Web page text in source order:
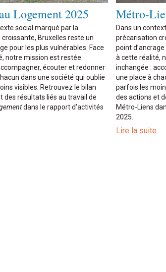
Logement 2025
social marqué par la
Bruxelles reste un
pour les plus vulnérables. Face
notre mission est restée
écouter et redonner
dans une société qui oublie
visibles. Retrouvez le bilan
des résultats liés au travail de
dans le rapport d'activités
Métro-
Dans un
précarisation
point
à cette réalité,
inchangée :
une place à
parfois les
des actions et
Métro-Liens
2025.
Lire la suite